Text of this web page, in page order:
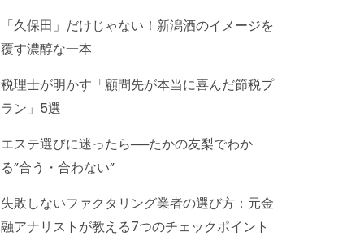
「久保田」だけじゃない！新潟酒のイメージを
覆す濃醇な一本
税理士が明かす「顧問先が本当に喜んだ節税プ
ラン」5選
エステ選びに迷ったら──たかの友梨でわか
る”合う・合わない”
失敗しないファクタリング業者の選び方：元金
融アナリストが教える7つのチェックポイント